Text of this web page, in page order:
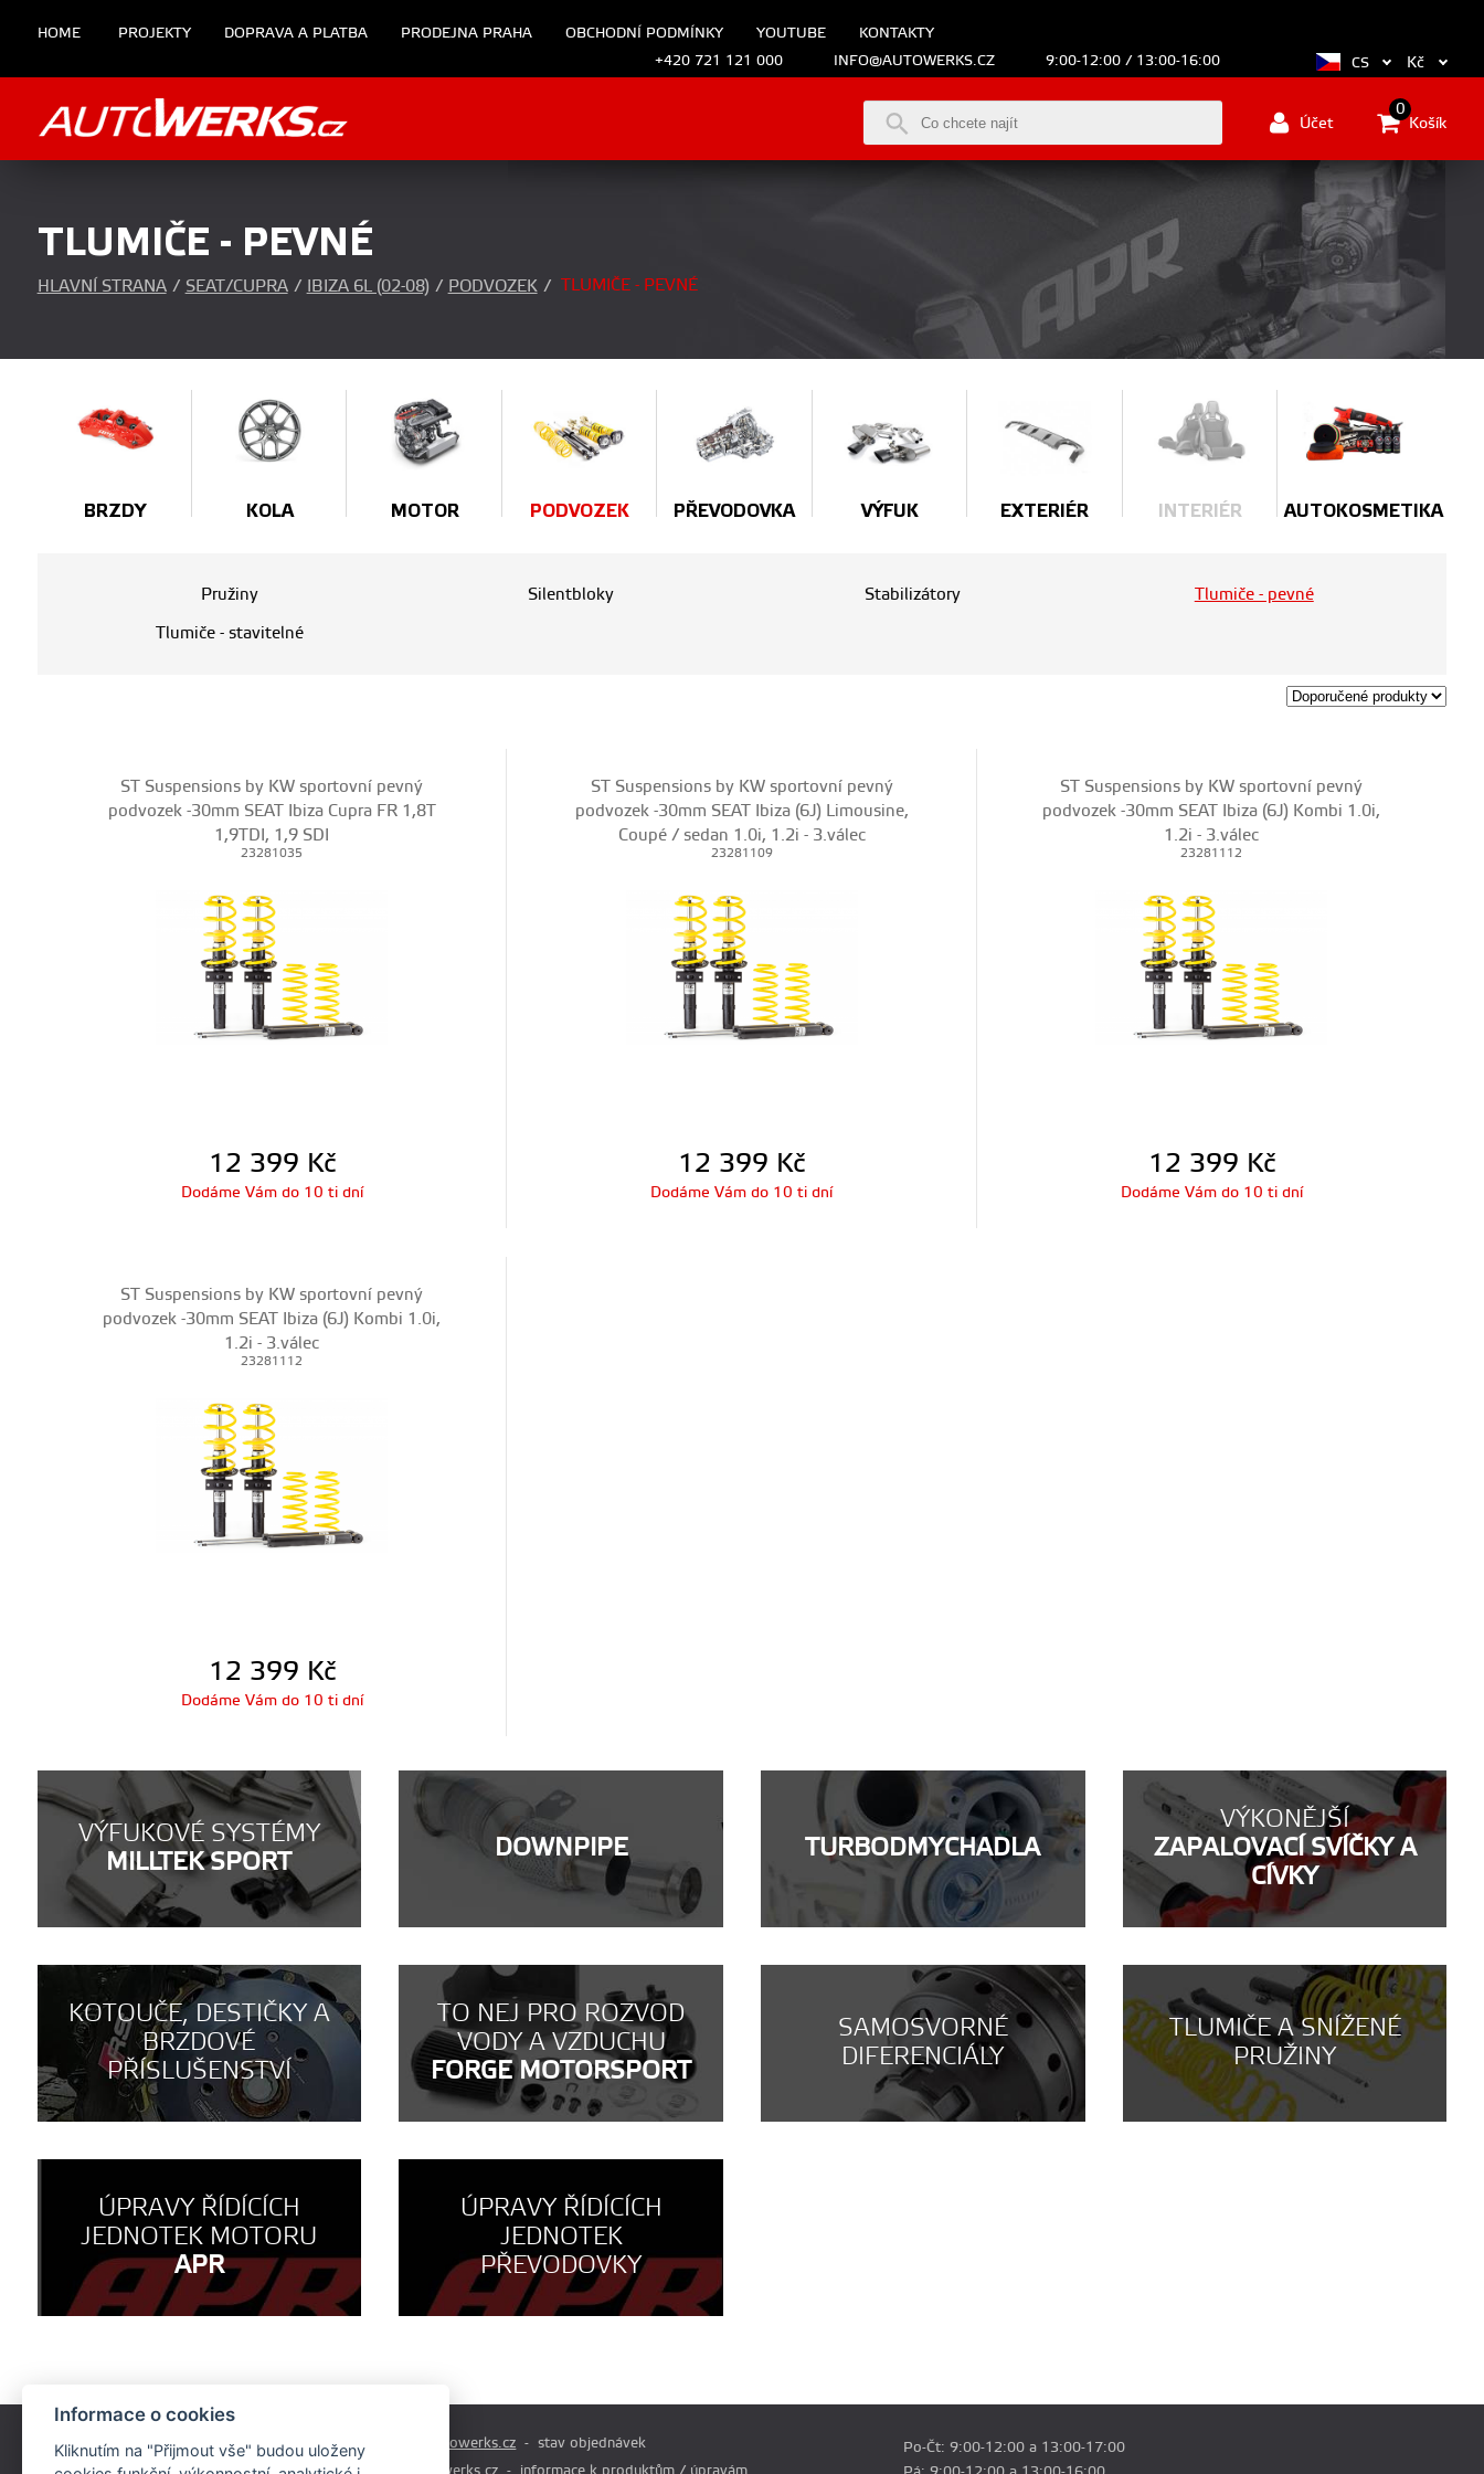
Informace o cookies
Kliknutím na "Přijmout vše" budou uloženy
HOME PROJEKTY DOPRAVA A PLATBA PRODEJNA PRAHA OBCHODNÍ PODMÍNKY YOUTUBE
KONTAKTY
+420 721 121 000
INFO@AUTOWERKS.CZ 9:00-12:00 / 13:00-16:00 CS Kč
Účet Košík
0
TLUMIČE - PEVNÉ
HLAVNÍ STRANA / SEAT/CUPRA / IBIZA 6L (02-08) / PODVOZEK / TLUMIČE - PEVNÉ
BRZDY KOLA MOTOR PODVOZEK PŘEVODOVKA VÝFUK EXTERIÉR INTERIÉR AUTOKOSMETIKA
Pružiny Silentbloky Stabilizátory
Tlumiče - pevné
Tlumiče - stavitelné
ST Suspensions by KW sportovní pevný
podvozek -30mm SEAT Ibiza Cupra FR 1,8T
1,9TDI, 1,9 SDI
23281035
12 399 Kč
Dodáme Vám do 10 ti dní
ST Suspensions by KW sportovní pevný
podvozek -30mm SEAT Ibiza (6J) Limousine,
Coupé / sedan 1.0i, 1.2i - 3.válec
23281109
12 399 Kč
Dodáme Vám do 10 ti dní
ST Suspensions by KW sportovní pevný
podvozek -30mm SEAT Ibiza (6J) Kombi 1.0i,
1.2i - 3.válec
23281112
12 399 Kč
Dodáme Vám do 10 ti dní
ST Suspensions by KW sportovní pevný
podvozek -30mm SEAT Ibiza (6J) Kombi 1.0i,
1.2i - 3.válec
23281112
12 399 Kč
Dodáme Vám do 10 ti dní
VÝFUKOVÉ SYSTÉMY
MILLTEK SPORT
DOWNPIPE TURBODMYCHADLA
VÝKONĚJŠÍ
ZAPALOVACÍ SVÍČKY A
CÍVKY
KOTOUČE, DESTIČKY A
BRZDOVÉ
PŘÍSLUŠENSTVÍ
TO NEJ PRO ROZVOD
VODY A VZDUCHU
FORGE MOTORSPORT
SAMOSVORNÉ
DIFERENCIÁLY
TLUMIČE A SNÍŽENÉ
PRUŽINY
ÚPRAVY ŘÍDÍCÍCH
JEDNOTEK MOTORU
APR
ÚPRAVY ŘÍDÍCÍCH
JEDNOTEK
PŘEVODOVKY
Českobrodská 179
Praha - Běchovice
prodej@autowerks.cz
stav objednávek
Po-Čt: 9:00-12:00 a 13:00-17:00